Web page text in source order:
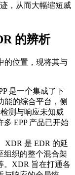
，从而大幅缩短威
的辨析
的位置，现将其与
是一个集成了下
能的综合平台，侧
测与响应未知威
EPP 产品已开始
XDR 是 EDR 的延
组织的整个混合架
。XDR 旨在打通各